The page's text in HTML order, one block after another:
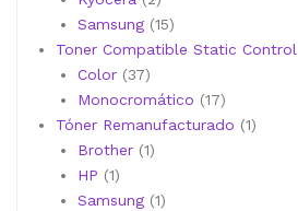
productos
Samsung 1515
productos
Toner Compatible Static Control
Color 3737
productos
Monocromático 1717
productos
Tóner Remanufacturado 11
Brother 11
HP 11
producto
Samsung 11